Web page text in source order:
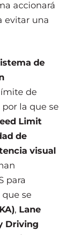
accionará
evitar una
de
de
la que se
Limit
de
visual
para
se
, Lane
Driving